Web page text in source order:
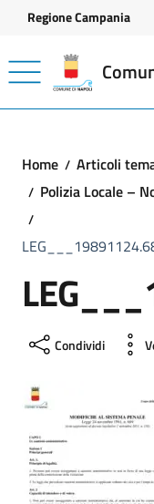
Vai ai contenuti
Vai al footer
Regione Campania
Home Articoli
Polizia Locale –
Condividi